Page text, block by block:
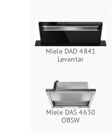
Miele DAD 4841
Levantar
Miele DAS 4630
OBSW